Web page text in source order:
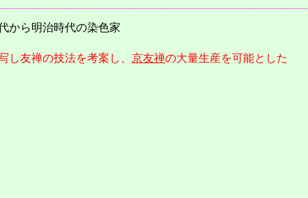
から明治時代の染色家
し友禅の技法を考案し、 京友禅の大量生産を可能とした